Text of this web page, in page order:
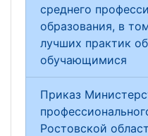
среднего
образования, в
лучших практик
обучающимися
Приказ
Ростовской